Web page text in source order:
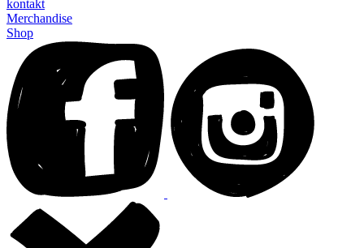
kontakt
Merchandise
Shop